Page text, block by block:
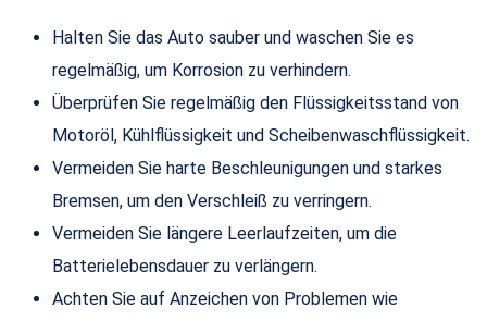
Halten Sie das Auto sauber und waschen Sie es
regelmäßig, um Korrosion zu verhindern.
Überprüfen Sie regelmäßig den Flüssigkeitsstand von
Motoröl, Kühlflüssigkeit und Scheibenwaschflüssigkeit.
Vermeiden Sie harte Beschleunigungen und starkes
Bremsen, um den Verschleiß zu verringern.
Vermeiden Sie längere Leerlaufzeiten, um die
Batterielebensdauer zu verlängern.
Achten Sie auf Anzeichen von Problemen wie